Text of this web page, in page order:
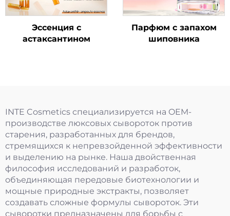
Эссенция с
астаксантином
Парфюм с запахом
шиповника
INTE Cosmetics специализируется на OEM-
производстве люксовых сывороток против
старения, разработанных для брендов,
стремящихся к непревзойденной эффективности
и выделению на рынке. Наша двойственная
философия исследований и разработок,
объединяющая передовые биотехнологии и
мощные природные экстракты, позволяет
создавать сложные формулы сывороток. Эти
сыворотки предназначены для борьбы с